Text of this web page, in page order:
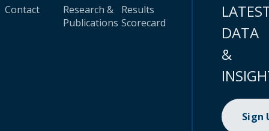
Contact
Research &
Publications
Results
Scorecard
DATA
&
Sign